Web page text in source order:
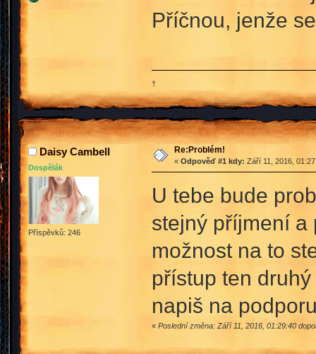
Příčnou, jenže
†
Daisy Cambell
Dospělák
Příspěvků: 246
Re:Problém!
« Odpověď #1 kdy: Září 11, 2016,
U tebe bude
stejný příjmení a
možnost na to
přístup ten
napiš na
« Poslední změna: Září 11, 2016, 01:29:40